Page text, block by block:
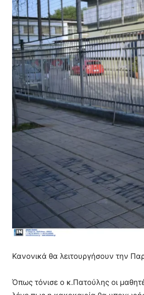
Κανονικά θα λειτουργήσουν την
Όπως τόνισε ο κ.Πατούλης οι